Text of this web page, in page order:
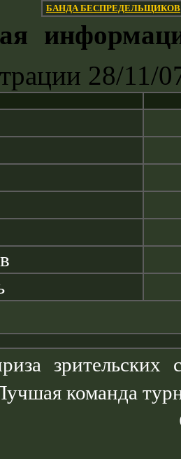
БАНДА БЕСПРЕДЕЛЬЩИКОВ
28/11/
команда